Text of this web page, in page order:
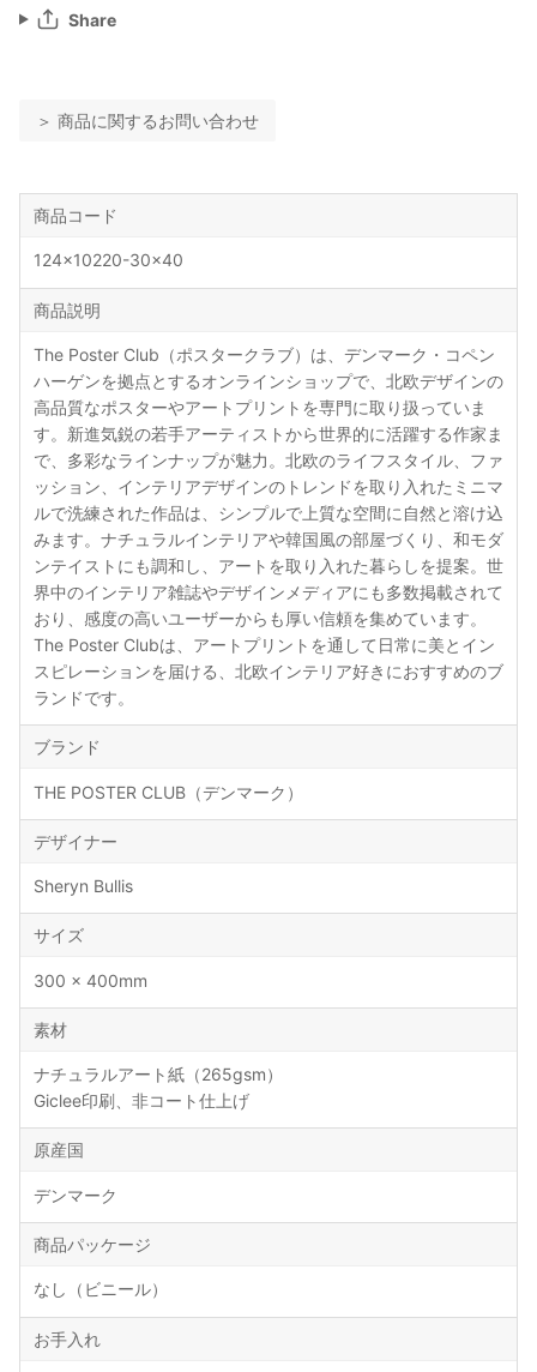
Share
＞ 商品に関するお問い合わせ
商品コード
124x10220-30x40
商品説明
The Poster Club（ポスタークラブ）は、デンマーク・コペン
ハーゲンを拠点とするオンラインショップで、北欧デザインの
高品質なポスターやアートプリントを専門に取り扱っていま
す。新進気鋭の若手アーティストから世界的に活躍する作家ま
で、多彩なラインナップが魅力。北欧のライフスタイル、ファ
ッション、インテリアデザインのトレンドを取り入れたミニマ
ルで洗練された作品は、シンプルで上質な空間に自然と溶け込
みます。ナチュラルインテリアや韓国風の部屋づくり、和モダ
ンテイストにも調和し、アートを取り入れた暮らしを提案。世
界中のインテリア雑誌やデザインメディアにも多数掲載されて
おり、感度の高いユーザーからも厚い信頼を集めています。
The Poster Clubは、アートプリントを通して日常に美とイン
スピレーションを届ける、北欧インテリア好きにおすすめのブ
ランドです。
ブランド
THE POSTER CLUB（デンマーク）
デザイナー
Sheryn Bullis
サイズ
300 × 400mm
素材
ナチュラルアート紙（265gsm）
Giclee印刷、非コート仕上げ
原産国
デンマーク
商品パッケージ
なし（ビニール）
お手入れ